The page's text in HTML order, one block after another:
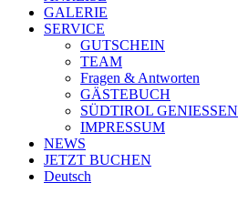
GALERIE
SERVICE
GUTSCHEIN
TEAM
Fragen & Antworten
GÄSTEBUCH
SÜDTIROL GENIESSEN
IMPRESSUM
NEWS
JETZT BUCHEN
Deutsch